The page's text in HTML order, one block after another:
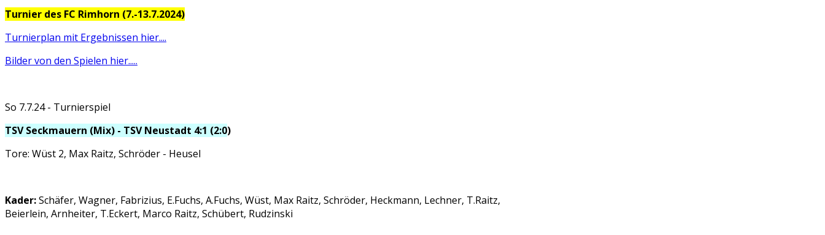
Turnier des FC Rimhorn (7.-13.7.2024)
Turnierplan mit Ergebnissen hier....
Bilder von den Spielen hier.....
So 7.7.24 - Turnierspiel
TSV Seckmauern (Mix) - TSV Neustadt 4:1 (2:0)
Tore: Wüst 2, Max Raitz, Schröder - Heusel
Kader:Schäfer, Wagner, Fabrizius, E.Fuchs, A.Fuchs, Wüst, Max Raitz, Schröder, Heckmann, Lechner, T.Raitz,
Beierlein, Arnheiter, T.Eckert, Marco Raitz, Schübert, Rudzinski